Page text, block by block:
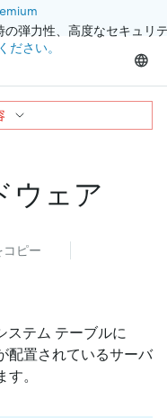
弾力性、高度なセキュリ
ださい。
ウェア
ピー
ステム テーブルに
配置されているサーバ
。